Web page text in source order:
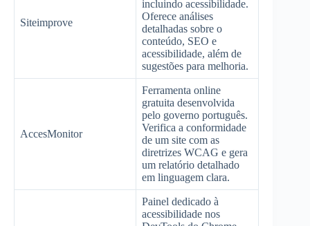
Siteimprove
incluindo acessibilidade.
Oferece análises
detalhadas sobre o
conteúdo, SEO e
acessibilidade, além de
sugestões para melhoria.
AccesMonitor
Ferramenta online
gratuita desenvolvida
pelo governo português.
Verifica a conformidade
de um site com as
diretrizes WCAG e gera
um relatório detalhado
em linguagem clara.
Painel dedicado à
acessibilidade nos